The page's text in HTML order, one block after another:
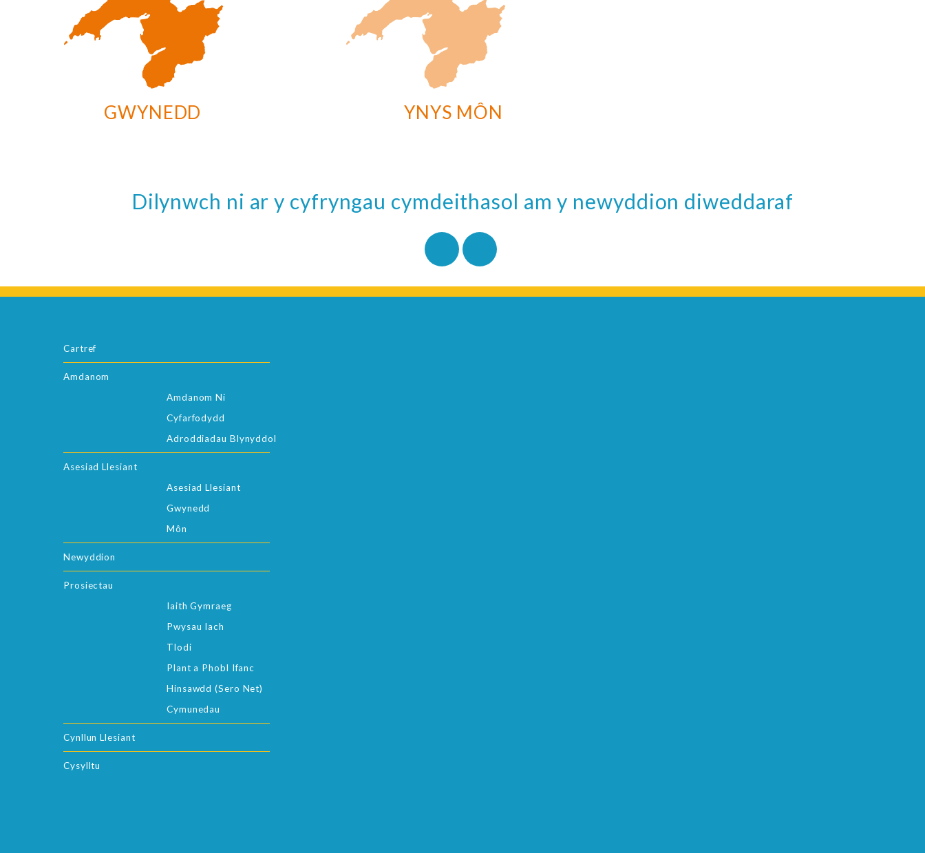
GWYNEDD YNYS MÔN
Dilynwch ni ar y cyfryngau cymdeithasol am y newyddion diweddaraf
Cartref
Amdanom
Amdanom Ni
Cyfarfodydd
Adroddiadau Blynyddol
Asesiad Llesiant
Asesiad Llesiant
Gwynedd
Môn
Newyddion
Prosiectau
Iaith Gymraeg
Pwysau Iach
Tlodi
Plant a Phobl Ifanc
Hinsawdd (Sero Net)
Cymunedau
Cynllun Llesiant
Cysylltu